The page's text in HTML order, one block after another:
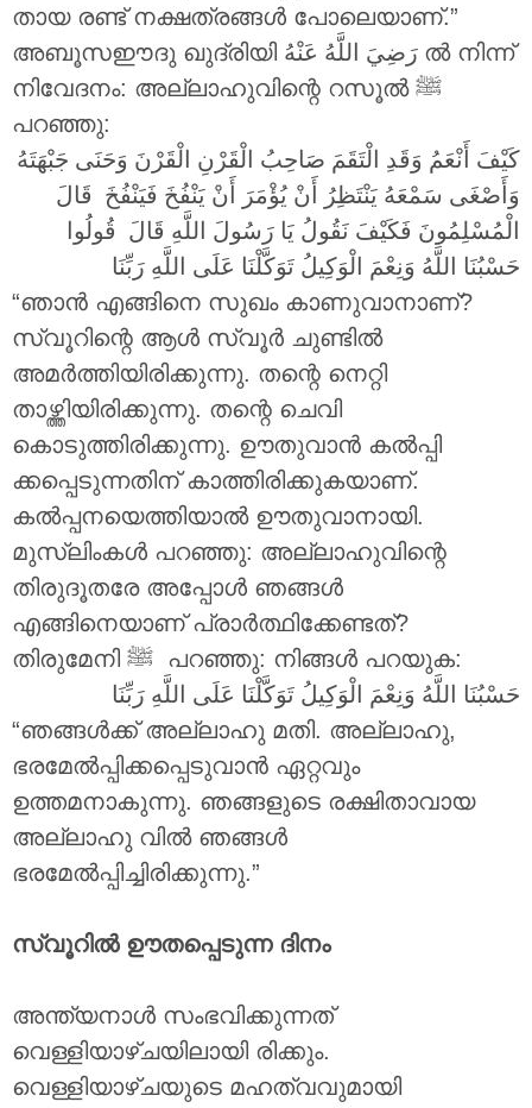
തായ രണ്ട് നക്ഷത്രങ്ങൾ പോലെയാണ്.”
അബൂസഈദു ഖുദ്രിയി
ൽ നിന്ന്
നിവേദനം: അല്ലാഹുവിന്റെ റസൂൽ ‎ﷺ
പറഞ്ഞു:
كَيْفَ أَنْعَمُ وَقَدِ الْتَقَمَ صَاحِبُ الْقَرْنِ الْقَرْنَ وَحَنَى جَبْهَتَهُ
وَأَصْغَى سَمْعَهُ يَنْتَظِرُ أَنْ يُؤْمَرَ أَنْ يَنْفُخَ فَيَنْفُخَ قَالَ
الْمُسْلِمُونَ فَكَيْفَ نَقُولُ يَا رَسُولَ اللَّهِ قَالَ قُولُوا
حَسْبُنَا اللَّهُ وَنِعْمَ الْوَكِيلُ تَوَكَّلْنَا عَلَى اللَّهِ رَبِّنَا
“ഞാൻ എങ്ങിനെ സുഖം കാണുവാനാണ്?
സ്വൂറിന്റെ ആൾ സ്വൂർ ചുണ്ടിൽ
അമർത്തിയിരിക്കുന്നു. തന്റെ നെറ്റി
താഴ്ത്തിയിരിക്കുന്നു. തന്റെ ചെവി
കൊടുത്തിരിക്കുന്നു. ഊതുവാൻ കൽപ്പി
ക്കപ്പെടുന്നതിന് കാത്തിരിക്കുകയാണ്.
കൽപ്പനയെത്തിയാൽ ഊതുവാനായി.
മുസ്ലിംകൾ പറഞ്ഞു: അല്ലാഹുവിന്റെ
തിരുദൂതരേ അപ്പോൾ ഞങ്ങൾ
എങ്ങിനെയാണ് പ്രാർത്ഥിക്കേണ്ടത്?
തിരുമേനി ‎ﷺ പറഞ്ഞു: നിങ്ങൾ പറയുക:
حَسْبُنَا اللَّهُ وَنِعْمَ الْوَكِيلُ تَوَكَّلْنَا عَلَى اللَّهِ رَبِّنَا
“ഞങ്ങൾക്ക് അല്ലാഹു മതി. അല്ലാഹു,
ഭരമേൽപ്പിക്കപ്പെടുവാൻ ഏറ്റവും
ഉത്തമനാകുന്നു. ഞങ്ങളുടെ രക്ഷിതാവായ
അല്ലാഹു വിൽ ഞങ്ങൾ
ഭരമേൽപ്പിച്ചിരിക്കുന്നു.”
സ്വൂറിൽ ഊതപ്പെടുന്ന ദിനം
അന്ത്യനാൾ സംഭവിക്കുന്നത്
വെള്ളിയാഴ്ചയിലായി രിക്കും.
വെള്ളിയാഴ്ചയുടെ മഹത്വവുമായി